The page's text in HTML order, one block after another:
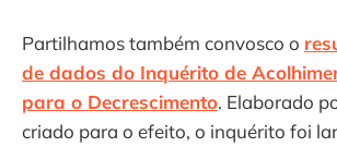
Partilhamos também convosco o
de dados do Inquérito de
para o Decrescimento. Elaborado
criado para o efeito, o inquérito foi